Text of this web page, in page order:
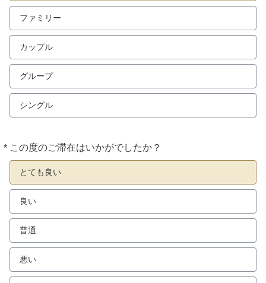
ファミリー
カップル
グループ
シングル
* この度のご滞在はいかがでしたか？
必
須
とても良い
良い
普通
悪い